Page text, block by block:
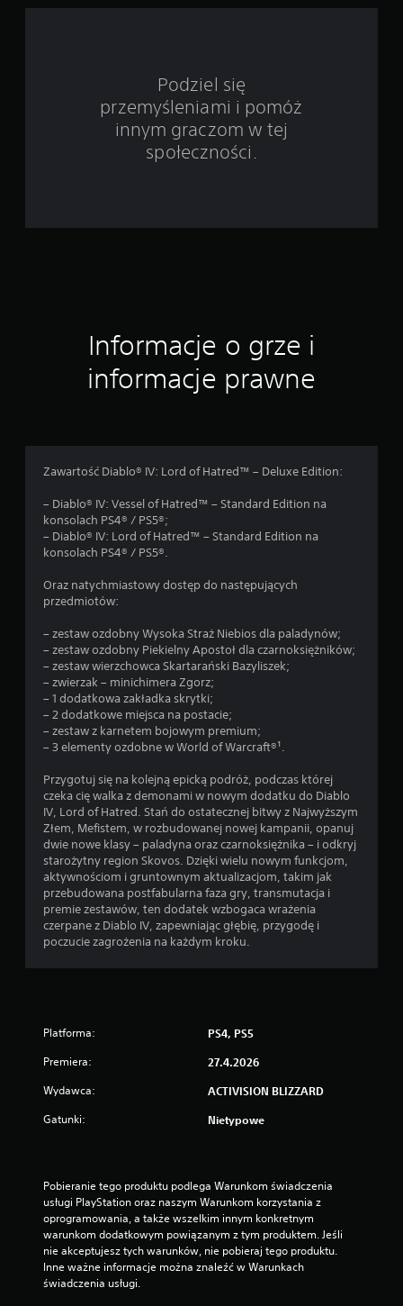
t
Podziel się
przemyśleniami i pomóż
innym graczom w tej
społeczności.
Informacje o grze i
informacje prawne
Zawartość Diablo® IV: Lord of Hatred™ – Deluxe Edition:
– Diablo® IV: Vessel of Hatred™ – Standard Edition na
konsolach PS4® / PS5®;
– Diablo® IV: Lord of Hatred™ – Standard Edition na
konsolach PS4® / PS5®.
Oraz natychmiastowy dostęp do następujących
przedmiotów:
– zestaw ozdobny Wysoka Straż Niebios dla paladynów;
– zestaw ozdobny Piekielny Apostoł dla czarnoksiężników;
– zestaw wierzchowca Skartarański Bazyliszek;
– zwierzak – minichimera Zgorz;
– 1 dodatkowa zakładka skrytki;
– 2 dodatkowe miejsca na postacie;
– zestaw z karnetem bojowym premium;
– 3 elementy ozdobne w World of Warcraft®¹.
Przygotuj się na kolejną epicką podróż, podczas której
czeka cię walka z demonami w nowym dodatku do Diablo
IV, Lord of Hatred. Stań do ostatecznej bitwy z Najwyższym
Złem, Mefistem, w rozbudowanej nowej kampanii, opanuj
dwie nowe klasy – paladyna oraz czarnoksiężnika – i odkryj
starożytny region Skovos. Dzięki wielu nowym funkcjom,
aktywnościom i gruntownym aktualizacjom, takim jak
przebudowana postfabularna faza gry, transmutacja i
premie zestawów, ten dodatek wzbogaca wrażenia
czerpane z Diablo IV, zapewniając głębię, przygodę i
poczucie zagrożenia na każdym kroku.
Platforma: PS4, PS5
Premiera: 27.4.2026
Wydawca: ACTIVISION BLIZZARD
Gatunki: Nietypowe
Pobieranie tego produktu podlega Warunkom świadczenia
usługi PlayStation oraz naszym Warunkom korzystania z
oprogramowania, a także wszelkim innym konkretnym
warunkom dodatkowym powiązanym z tym produktem. Jeśli
nie akceptujesz tych warunków, nie pobieraj tego produktu.
Inne ważne informacje można znaleźć w Warunkach
świadczenia usługi.